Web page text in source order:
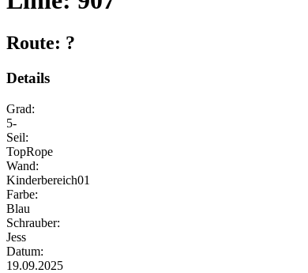
Route: ?
Details
Grad:
5-
Seil:
TopRope
Wand:
Kinderbereich01
Farbe:
Blau
Schrauber:
Jess
Datum:
19.09.2025